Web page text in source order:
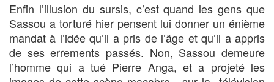
Enfin l’illusion du sursis, c’est quand les gens que
Sassou a torturé hier pensent lui donner un énième
mandat à l’idée qu’il a pris de l’âge et qu’il a appris
de ses errements passés. Non, Sassou demeure
l’homme qui a tué Pierre Anga, et a projeté les